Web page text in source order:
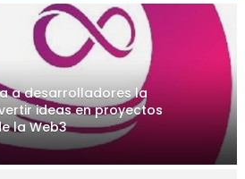
a desarrolladores la
ideas en proyectos
la Web3